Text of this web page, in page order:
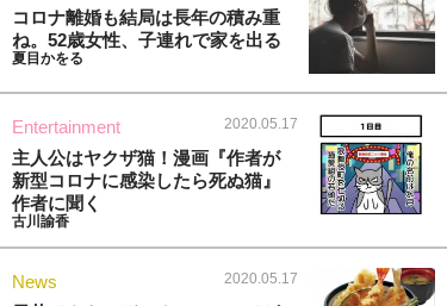
コロナ離婚も結局は長年の積み重
ね。52歳女性、子連れで家を出る
夏目かをる
Entertainment 2020.05.17
主人公はヤクザ猫！漫画『作者が
新型コロナに感染したら死ぬ猫』
作者に聞く
古川諭香
News 2020.05.17